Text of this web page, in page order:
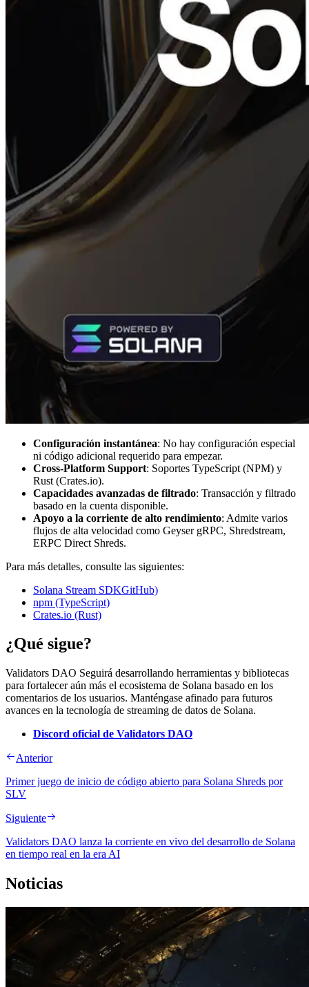
Configuración instantánea: No hay configuración especial
ni código adicional requerido para empezar.
Cross-Platform Support: Soportes TypeScript (NPM) y
Rust (Crates.io).
Capacidades avanzadas de filtrado: Transacción y filtrado
basado en la cuenta disponible.
Apoyo a la corriente de alto rendimiento: Admite varios
flujos de alta velocidad como Geyser gRPC, Shredstream,
ERPC Direct Shreds.
Para más detalles, consulte las siguientes:
Solana Stream SDKGitHub)
npm (TypeScript)
Crates.io (Rust)
¿Qué sigue?
Validators DAO Seguirá desarrollando herramientas y bibliotecas
para fortalecer aún más el ecosistema de Solana basado en los
comentarios de los usuarios. Manténgase afinado para futuros
avances en la tecnología de streaming de datos de Solana.
Discord oficial de Validators DAO
Anterior
Primer juego de inicio de código abierto para Solana Shreds por
SLV
Siguiente
Validators DAO lanza la corriente en vivo del desarrollo de Solana
en tiempo real en la era AI
Noticias